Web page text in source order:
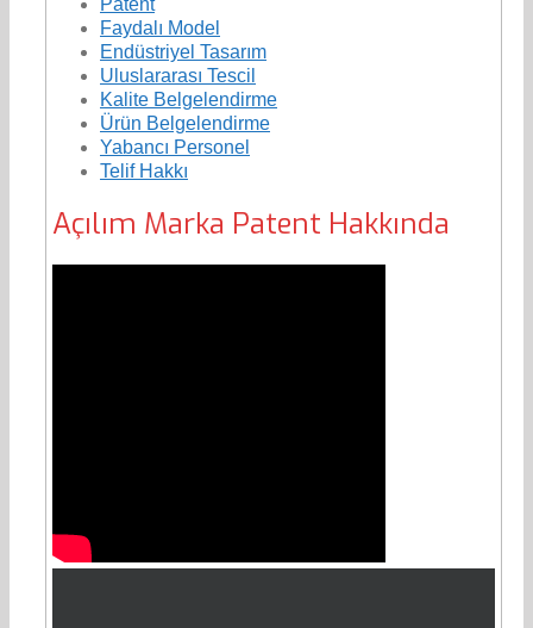
Patent
Faydalı Model
Endüstriyel Tasarım
Uluslararası Tescil
Kalite Belgelendirme
Ürün Belgelendirme
Yabancı Personel
Telif Hakkı
Açılım Marka Patent Hakkında